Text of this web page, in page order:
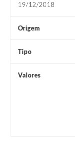
19/12/2018
Origem
Tipo
Valores